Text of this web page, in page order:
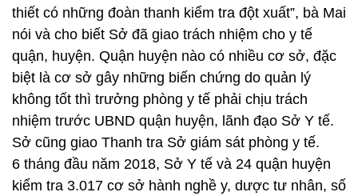
thiết có những đoàn thanh kiểm tra đột xuất”, bà Mai
nói và cho biết Sở đã giao trách nhiệm cho y tế
quận, huyện. Quận huyện nào có nhiều cơ sở, đặc
biệt là cơ sở gây những biến chứng do quản lý
không tốt thì trưởng phòng y tế phải chịu trách
nhiệm trước UBND quận huyện, lãnh đạo Sở Y tế.
Sở cũng giao Thanh tra Sở giám sát phòng y tế.
6 tháng đầu năm 2018, Sở Y tế và 24 quận huyện
kiểm tra 3.017 cơ sở hành nghề y, dược tư nhân, số